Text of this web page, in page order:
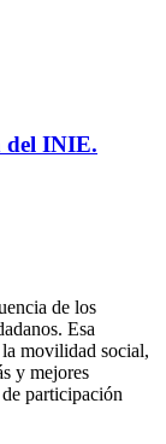
del INIE.
de los
Esa
movilidad social,
y mejores
participación